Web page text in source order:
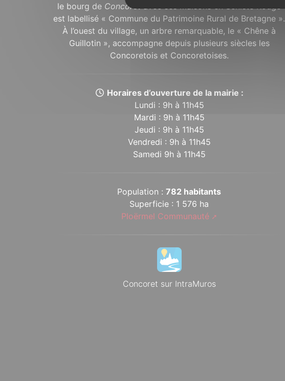
le bourg de Concoret
est labellisé « Commune du Patrimoine Rural de Bretagne ».
À l’ouest du village, un arbre remarquable, le « Chêne à
Guillotin », accompagne depuis plusieurs siècles les
Concoretois et Concoretoises.
Horaires d’ouverture de la mairie :
Lundi : 9h à 11h45
Mardi : 9h à 11h45
Jeudi : 9h à 11h45
Vendredi : 9h à 11h45
Samedi 9h à 11h45
Population :782 habitants
Superficie : 1 576 ha
Ploërmel Communauté
Concoret sur IntraMuros